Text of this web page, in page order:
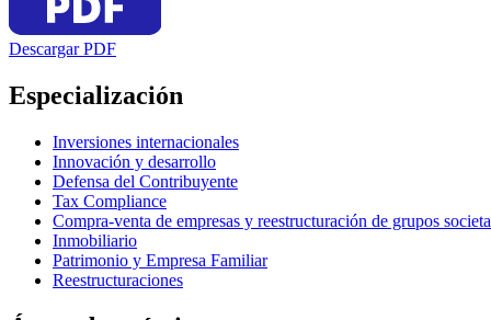
Descargar PDF
Especialización
Inversiones internacionales
Innovación y desarrollo
Defensa del Contribuyente
Tax Compliance
Compra-venta de empresas y reestructuración de grupos
Inmobiliario
Patrimonio y Empresa Familiar
Reestructuraciones